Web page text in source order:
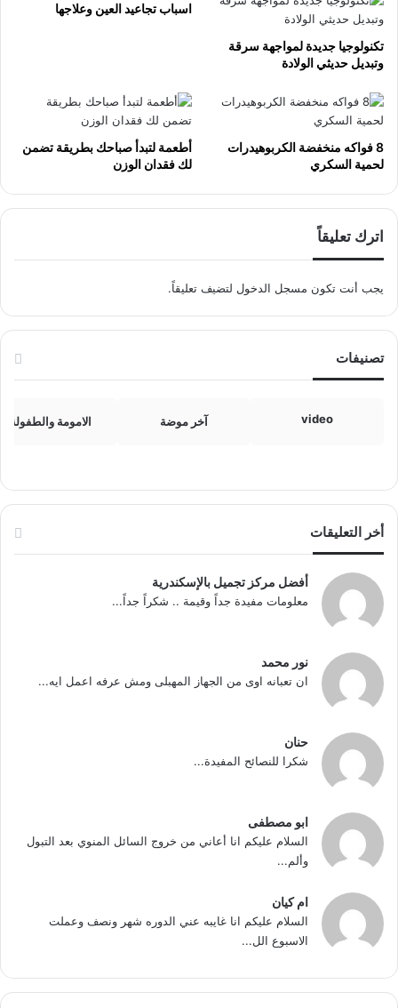
تكنولوجيا جديدة لمواجهة سرقة
وتبديل حديثي الولادة
اسباب تجاعيد العين وعلاجها
8 فواكه منخفضة الكربوهيدرات
لحمية السكري
أطعمة لتبدأ صباحك بطريقة تضمن
لك فقدان الوزن
اترك تعليقاً
يجب أنت تكون مسجل الدخول لتضيف تعليقاً.
تصنيفات
video آخر موضة الامومة والطفولة
أخر التعليقات
أفضل مركز تجميل بالإسكندرية
معلومات مفيدة جداً وقيمة .. شكراً جداً...
نور محمد
ان تعبانه اوى من الجهاز المهبلى ومش عرفه اعمل ايه...
حنان
شكرا للنصائح المفيدة...
ابو مصطفى
السلام عليكم انا أعاني من خروج السائل المنوي بعد التبول
وألم...
ام كيان
السلام عليكم انا غايبه عني الدوره شهر ونصف وعملت
الاسبوع الل...